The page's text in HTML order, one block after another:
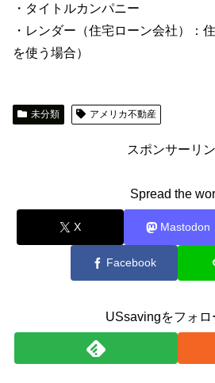
・タイトルカンパニー
・レンダー（住宅ローン会社）：
を使う場合）
未分類 アメリカ不動産
スポンサーリ
Spread the
X Mastodon
Facebook
USsavingをフォロ